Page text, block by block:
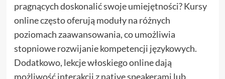
pragnących doskonalić swoje umiejętności? Kursy
online często oferują moduły na różnych
poziomach zaawansowania, co umożliwia
stopniowe rozwijanie kompetencji językowych.
Dodatkowo, lekcje włoskiego online dają
możliwość interakcji z native speakerami lub